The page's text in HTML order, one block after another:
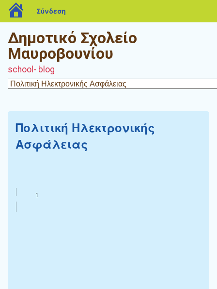
Δημοτικό Σχολείο
Μαυροβουνίου
school- blog
Πολιτική Ηλεκτρονικής
Ασφάλειας
blogs.sch.gr
Σύνδεση